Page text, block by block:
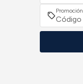
Promoción